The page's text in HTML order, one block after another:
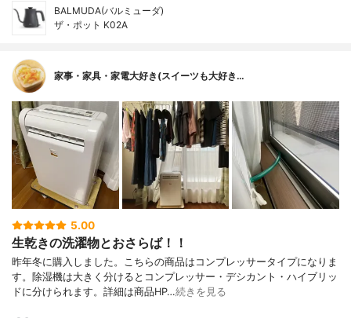
BALMUDA(バルミューダ)
ザ・ポット K02A
家事・家具・家電大好き(スイーツも大好き…
5.00
生乾きの洗濯物とおさらば！！
昨年冬に購入しました。こちらの商品はコンプレッサータイプになりま
す。除湿機は大きく分けるとコンプレッサー・デシカント・ハイブリッ
ドに分けられます。詳細は商品HP…続きを見る